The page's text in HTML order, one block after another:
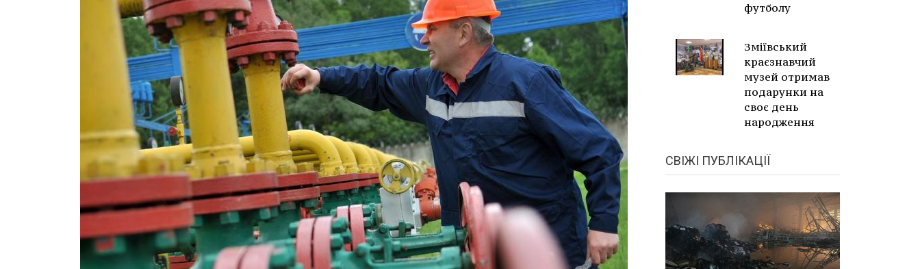
футболу
Зміївський
краєзнавчий
музей отримав
подарунки на
своє день
народження
СВІЖІ ПУБЛІКАЦІЇ